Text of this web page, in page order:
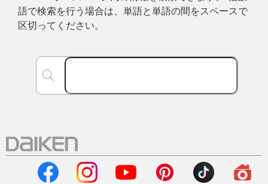
語で検索を行う場合は、単語と単語の間をスペースで
区切ってください。